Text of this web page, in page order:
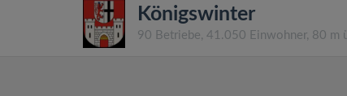
Königswinter
90 Betriebe, 41.050 Einwohner, 80 m